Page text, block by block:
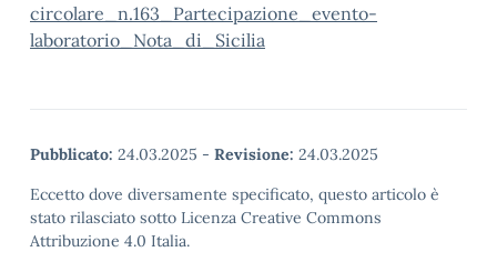
circolare_n.163_Partecipazione_evento-
laboratorio_Nota_di_Sicilia
Pubblicato: 24.03.2025 - Revisione: 24.03.2025
Eccetto dove diversamente specificato, questo articolo è
stato rilasciato sotto Licenza Creative Commons
Attribuzione 4.0 Italia.